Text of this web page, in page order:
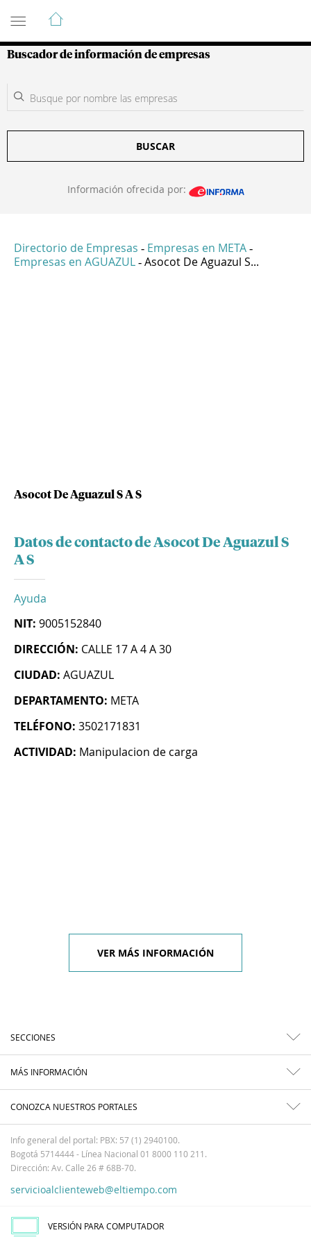
Guía de Empresas Colombianas
Buscador de información de empresas
BUSCAR
Información ofrecida por:
Directorio de Empresas - Empresas en META -
Empresas en AGUAZUL - Asocot De Aguazul S...
Asocot De Aguazul S A S
Datos de contacto de Asocot De Aguazul S
A S
Ayuda
NIT: 9005152840
DIRECCIÓN: CALLE 17 A 4 A 30
CIUDAD: AGUAZUL
DEPARTAMENTO: META
TELÉFONO: 3502171831
ACTIVIDAD: Manipulacion de carga
VER MÁS INFORMACIÓN
SECCIONES
MÁS INFORMACIÓN
CONOZCA NUESTROS PORTALES
Info general del portal: PBX: 57 (1) 2940100.
Bogotá 5714444 - Línea Nacional 01 8000 110 211.
Dirección: Av. Calle 26 # 68B-70.
servicioalclienteweb@eltiempo.com
VERSIÓN PARA COMPUTADOR